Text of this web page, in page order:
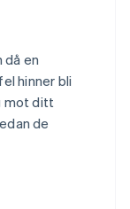
då en
hinner bli
mot ditt
de